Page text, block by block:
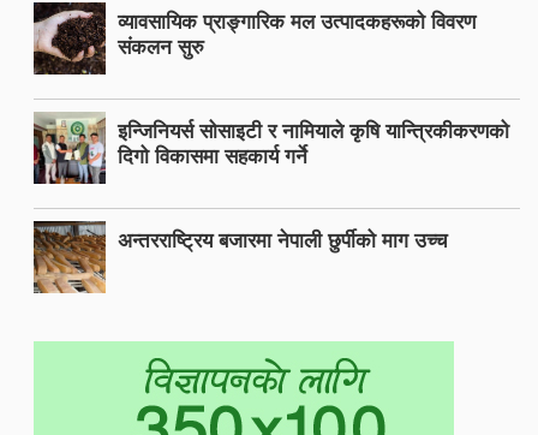
व्यावसायिक प्राङ्गारिक मल उत्पादकहरूको विवरण
संकलन सुरु
इन्जिनियर्स सोसाइटी र नामियाले कृषि यान्त्रिकीकरणको
दिगो विकासमा सहकार्य गर्ने
अन्तरराष्ट्रिय बजारमा नेपाली छुर्पीको माग उच्च